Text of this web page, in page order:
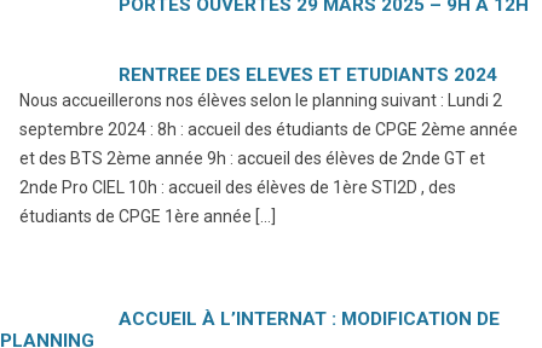
PORTES OUVERTES 29 MARS 2025 – 9H À 12H
RENTREE DES ELEVES ET ETUDIANTS 2024
Nous accueillerons nos élèves selon le planning suivant : Lundi 2
septembre 2024 : 8h : accueil des étudiants de CPGE 2ème année
et des BTS 2ème année 9h : accueil des élèves de 2nde GT et
2nde Pro CIEL 10h : accueil des élèves de 1ère STI2D , des
étudiants de CPGE 1ère année […]
ACCUEIL À L’INTERNAT : MODIFICATION DE
PLANNING